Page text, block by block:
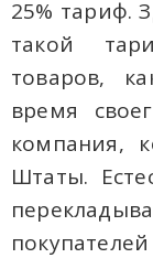
25% тариф.
такой
товаров,
время
компания,
Штаты.